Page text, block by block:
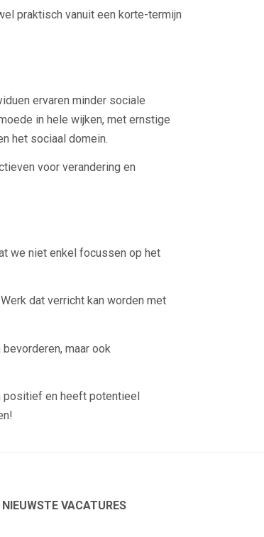
praktisch vanuit een korte-termijn
ervaren minder sociale
in hele wijken, met ernstige
het sociaal domein.
voor verandering en
we niet enkel focussen op het
dat verricht kan worden met
maar ook
en heeft potentieel
NIEUWSTE VACATURES